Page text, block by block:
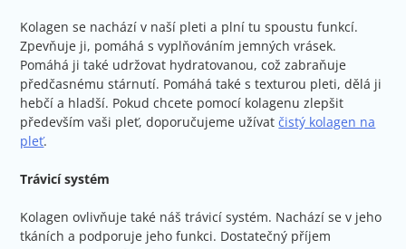
Kolagen se nachází v naší pleti a plní tu spoustu funkcí.
Zpevňuje ji, pomáhá s vyplňováním jemných vrásek.
Pomáhá ji také udržovat hydratovanou, což zabraňuje
předčasnému stárnutí. Pomáhá také s texturou pleti, dělá ji
hebčí a hladší. Pokud chcete pomocí kolagenu zlepšit
především vaši pleť, doporučujeme užívatčistý kolagen na
pleť.
Trávicí systém
Kolagen ovlivňuje také náš trávicí systém. Nachází se v jeho
tkáních a podporuje jeho funkci. Dostatečný příjem